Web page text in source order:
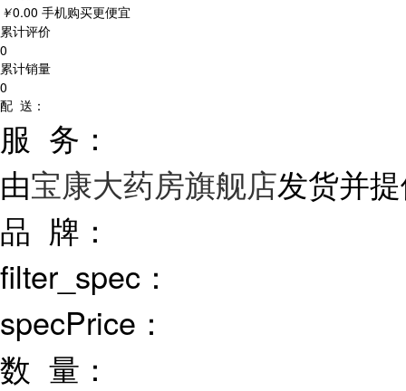
￥0.00 手机购买更便宜
累计评价
0
累计销量
0
配 送：
服 务：
由宝康大药房旗舰店发货并
品 牌：
filter_spec：
specPrice：
数 量：